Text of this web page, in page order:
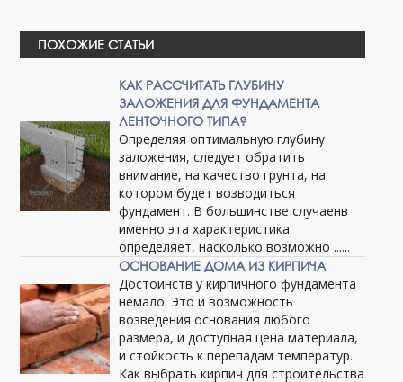
ПОХОЖИЕ СТАТЬИ
КАК РАССЧИТАТЬ ГЛУБИНУ
ЗАЛОЖЕНИЯ ДЛЯ ФУНДАМЕНТА
ЛЕНТОЧНОГО ТИПА?
Определяя оптимальную глубину
заложения, следует обратить
внимание, на качество грунта, на
котором будет возводиться
фундамент. В большинстве случаенв
именно эта характеристика
определяет, насколько возможно ......
ОСНОВАНИЕ ДОМА ИЗ КИРПИЧА
Достоинств у кирпичного фундамента
немало. Это и возможность
возведения основания любого
размера, и доступная цена материала,
и стойкость к перепадам температур.
Как выбрать кирпич для строительства